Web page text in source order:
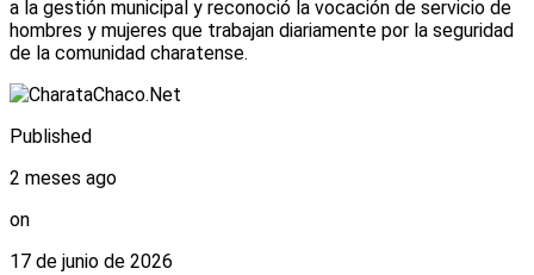
a la gestión municipal y reconoció la vocación de servicio de
hombres y mujeres que trabajan diariamente por la seguridad
de la comunidad charatense.
Published
2 meses ago
on
17 de junio de 2026